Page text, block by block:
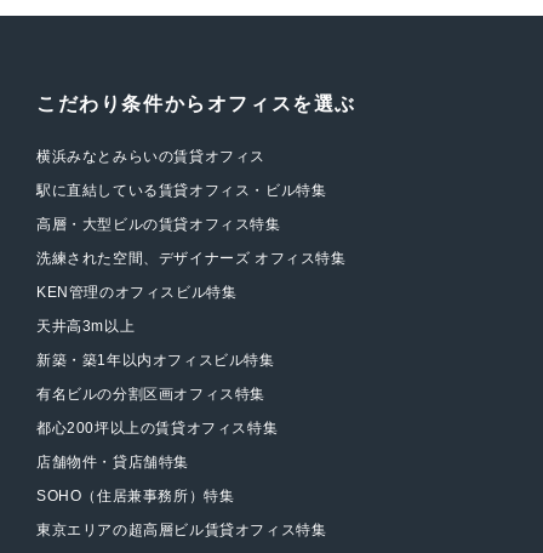
こだわり条件からオフィスを選ぶ
横浜みなとみらいの賃貸オフィス
駅に直結している賃貸オフィス・ビル特集
高層・大型ビルの賃貸オフィス特集
洗練された空間、デザイナーズ オフィス特集
KEN管理のオフィスビル特集
天井高3m以上
新築・築1年以内オフィスビル特集
有名ビルの分割区画オフィス特集
都心200坪以上の賃貸オフィス特集
店舗物件・貸店舗特集
SOHO（住居兼事務所）特集
東京エリアの超高層ビル賃貸オフィス特集